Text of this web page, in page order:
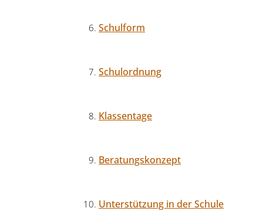
Schulform
Schulordnung
Klassentage
Beratungskonzept
Unterstützung in der Schule